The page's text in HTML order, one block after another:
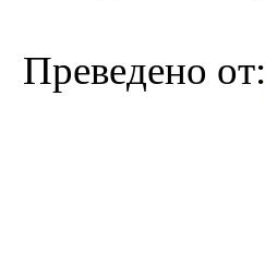
Преведено от: